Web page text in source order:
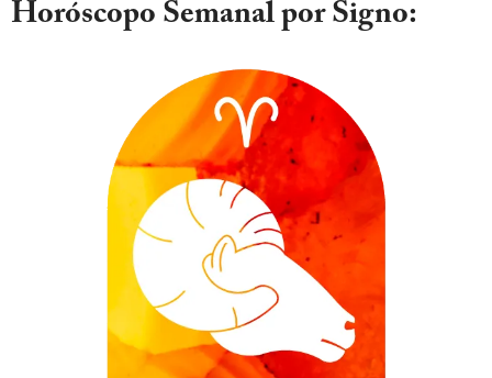
Horóscopo Semanal por Signo: